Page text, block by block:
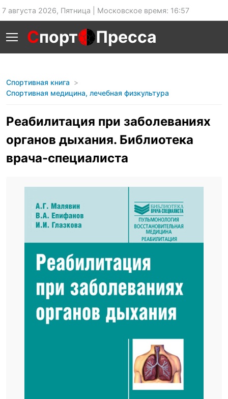
7 августа 2026, Пятница | Московское время: 16:57
Спорт Пресса
Спортивная книга
Спортивная медицина, лечебная физкультура
Реабилитация при заболеваниях
органов дыхания. Библиотека
врача-специалиста